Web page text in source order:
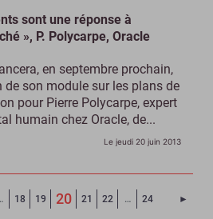
sont une réponse à
», P. Polycarpe, Oracle
en septembre prochain,
de son module sur les plans de
pour Pierre Polycarpe, expert
humain chez Oracle, de...
Le jeudi 20 juin 2013
18 19 20(Page courante)
21 22 … 24 ►